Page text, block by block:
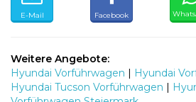
E-Mail Facebook
Weitere Angebote:
Hyundai Vorführwagen | Hyundai
Hyundai Tucson Vorführwagen |